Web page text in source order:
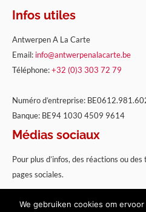
Infos utiles
Antwerpen A La Carte
Email: info@antwerpenalacarte.be
Téléphone:+32 (0)3 303 72 79
Numéro d’entreprise:
Banque: BE94 1030 4509 9614
Médias sociaux
Pour plus d’infos, des réactions ou
pages sociales.
We gebruiken cookies om